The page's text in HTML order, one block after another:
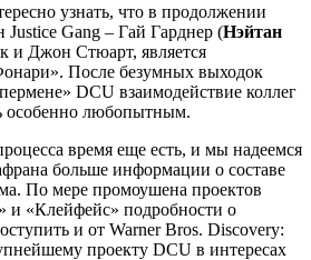
узнать, что в продолжении
Justice Gang – Гай Гарднер (Нэйтан
и Джон Стюарт, является
После безумных выходок
DCU взаимодействие коллег
особенно любопытным.
время еще есть, и мы надеемся
больше информации о составе
По мере промоушена проектов
и «Клейфейс» подробности о
и от Warner Bros. Discovery:
проекту DCU в интересах